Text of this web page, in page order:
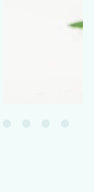
и